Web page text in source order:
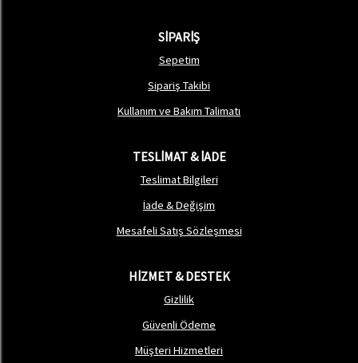
SİPARİŞ
Sepetim
Sipariş Takibi
Kullanım ve Bakım Talimatı
TESLİMAT & İADE
Teslimat Bilgileri
İade & Değişim
Mesafeli Satış Sözleşmesi
HİZMET & DESTEK
Gizlilik
Güvenli Ödeme
Müşteri Hizmetleri